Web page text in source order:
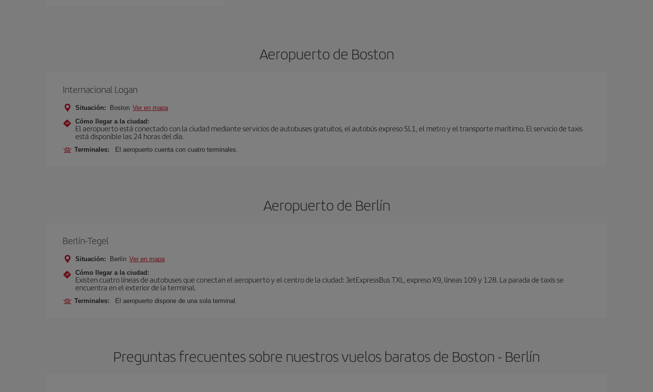
Aeropuerto de Boston
Internacional Logan
Situación: Boston Ver en mapa
Cómo llegar a la ciudad:
El aeropuerto está conectado con la ciudad mediante servicios de autobuses gratuitos, el autobús expreso SL1, el metro y el transporte marítimo. El servicio de taxis
está disponible las 24 horas del día.
Terminales: El aeropuerto cuenta con cuatro terminales.
Aeropuerto de Berlín
Berlín-Tegel
Situación: Berlín Ver en mapa
Cómo llegar a la ciudad:
Existen cuatro líneas de autobuses que conectan el aeropuerto y el centro de la ciudad: JetExpressBus TXL, expreso X9, lí­neas 109 y 128. La parada de taxis se
encuentra en el exterior de la terminal.
Terminales: El aeropuerto dispone de una sola terminal.
Preguntas frecuentes sobre nuestros vuelos baratos de Boston - Berlín